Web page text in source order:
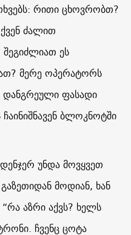
რითი ცხოვრობთ?
ძალით
ეს
მერე ოპერატორს
დანგრეული ფასადი
ბლოკნოტში
უნდა მოვყვეთ
მოდიან, ხან
აზრი აქვს? ხელს
ჩვენც ცოტა